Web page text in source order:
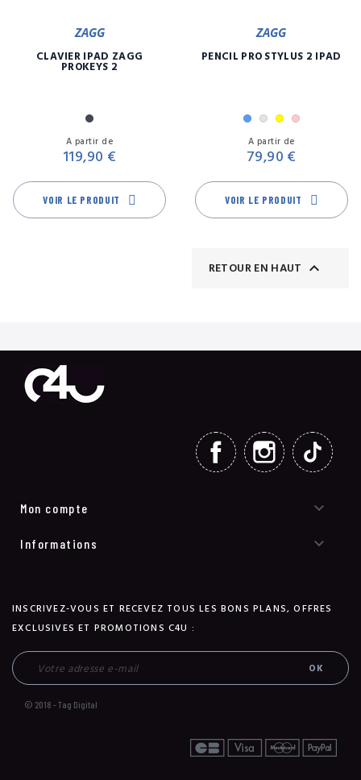
ZAGG
CLAVIER IPAD ZAGG
PROKEYS 2
Noir
A partir de
119,90 €
VOIR LE PRODUIT
ZAGG
PENCIL PRO STYLUS 2 IPAD
BleuGrisJauneRose
A partir de
79,90 €
VOIR LE PRODUIT
RETOUR EN HAUT 
FACEBOOK INSTAGRAM
Mon compte 
Informations 
INSCRIVEZ-VOUS ET RECEVEZ TOUS LES BONS PLANS, OFFRES
EXCLUSIVES ET PROMOTIONS C4U :
© 2018 - Tag Digital